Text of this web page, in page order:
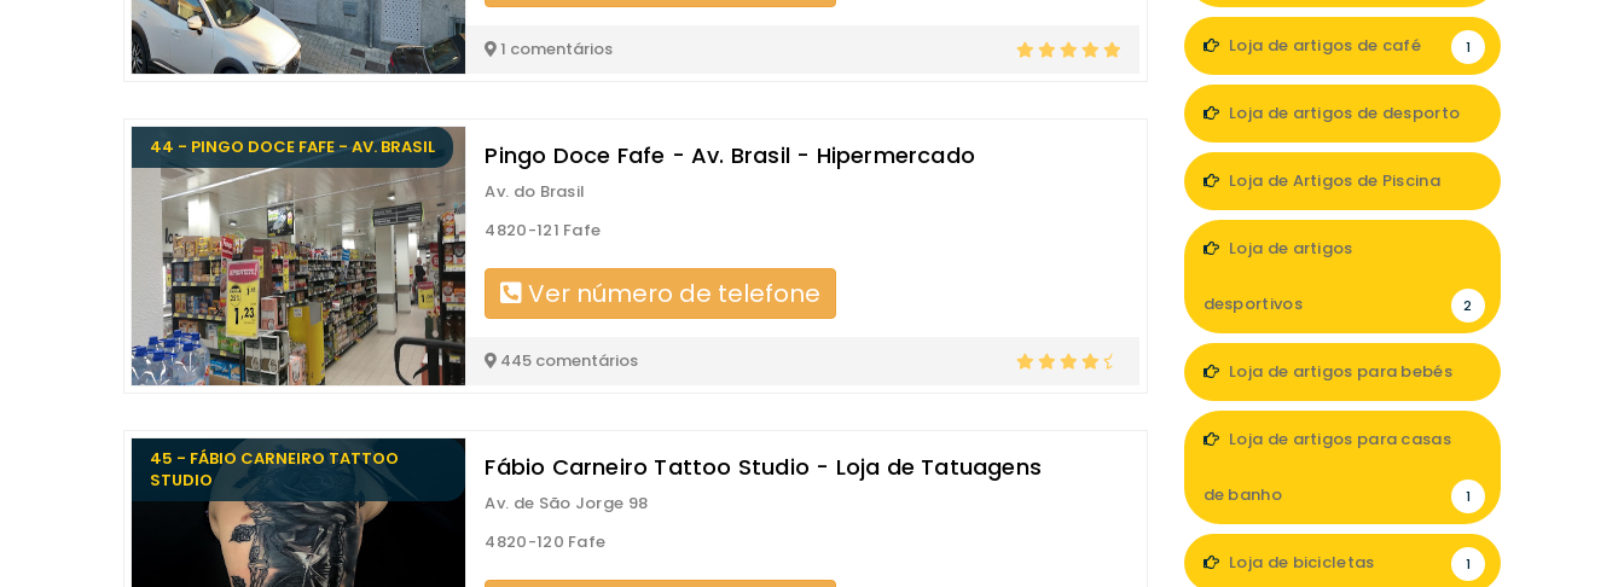
1 comentários
44 - PINGO DOCE FAFE - AV. BRASIL Pingo Doce Fafe - Av. Brasil - Hipermercado
Av. do Brasil
4820-121 Fafe
Ver número de telefone
445 comentários
45 - FÁBIO CARNEIRO TATTOO
STUDIO
Fábio Carneiro Tattoo Studio - Loja de Tatuagens
Av. de São Jorge 98
4820-120 Fafe
Loja de artigos de café 1
Loja de artigos de desporto
Loja de Artigos de Piscina
Loja de artigos
desportivos 2
Loja de artigos para bebés
Loja de artigos para casas
de banho 1
Loja de bicicletas 1